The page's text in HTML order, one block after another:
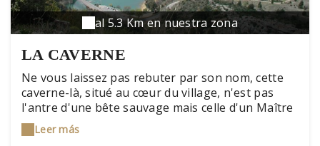
al 5.3 Km en nuestra zona
LA CAVERNE
Ne vous laissez pas rebuter par son nom, cette
caverne-là, situé au cœur du village, n'est pas
l'antre d'une bête sauvage mais celle d'un Maître
Restaurateur chaleureux qui cuisine à merveille le
poisson. Parmi ses spécialités, le saumon fumé
Leer más